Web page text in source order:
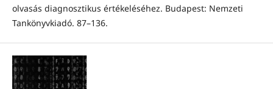
olvasás diagnosztikus értékeléséhez. Budapest: Nemzeti
Tankönyvkiadó. 87–136.